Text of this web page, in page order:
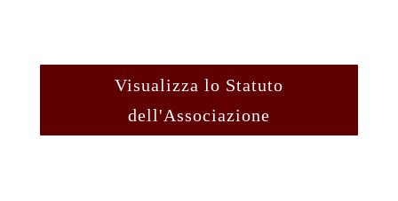
Visualizza lo Statuto
dell'Associazione